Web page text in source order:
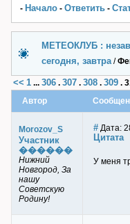
- Начало - Ответить -
МЕТЕОКЛУБ :
сегодня, завтра/
<< 1 ... 306 . 307 . 308 . 309 .
Автор
Morozov_S
Участник
������
Нижний
Новгород, За
нашу
Советскую
Родину!
# Дата:
Цитата
У меня